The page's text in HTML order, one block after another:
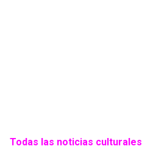
Todas las noticias culturales